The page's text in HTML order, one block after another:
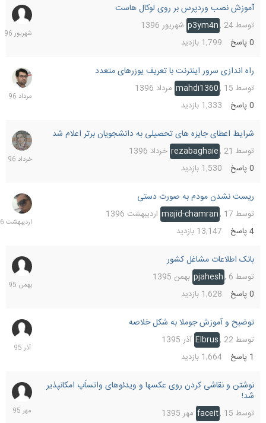
آموزش نصب وردپرس بر روی لوکال هاست
توسط p3ym4n ,24 شهریور 1396
پاسخ 1,799 بازدید
24
راه اندازی سرور اینترنت با تعریف یوزرهای متعدد
توسط mahdi1360 ,15 مرداد 1396
پاسخ 1,333 بازدید
15
مرداد
شرایط اعطای جایزه های تحصیلی به دانشجویان برتر اعلام شد
توسط rezabaghaie ,21 خرداد 1396
پاسخ 1,530 بازدید
21
ریست نشدن مودم به صورت دستی
توسط majid-chamran ,17 اردیبهشت 1396
4پاسخ 13,147 بازدید
19
بانک اطلاعات مشاغل کشور
توسط pjahesh , 6 بهمن 1395
پاسخ 1,628 بازدید
6
بهمن
توضیح و آموزش جوملا به شکل خلاصه
توسط Elbrus ,22 آذر 1395
پاسخ 1,664 بازدید
22
آذر
نوشتن و نقاشی کردن روی عکسها و ویدئوهای واتساَپ امکانپذیر
شد!
توسط faceit ,15 مهر 1395
15
مهر